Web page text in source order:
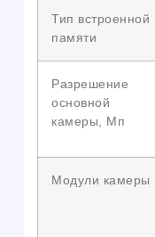
Тип встроенной
памяти
Разрешение
основной
камеры, Мп
Модули камеры